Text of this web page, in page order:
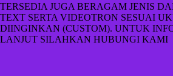
TERSEDIA JUGA BERAGAM JENIS
TEXT SERTA VIDEOTRON SESUAI
DIINGINKAN (CUSTOM). UNTUK
LANJUT SILAHKAN HUBUNGI KAMI